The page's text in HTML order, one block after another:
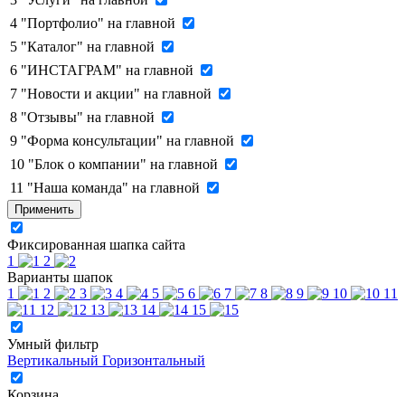
4 "Портфолио" на главной
5 "Каталог" на главной
6 "ИНСТАГРАМ" на главной
7 "Новости и акции" на главной
8 "Отзывы" на главной
9 "Форма консультации" на главной
10 "Блок о компании" на главной
11 "Наша команда" на главной
Применить
Фиксированная шапка сайта
1
2
Варианты шапок
1
2 3 4 5 6 7 8 9 10
11
12
13 14 15
Умный фильтр
Вертикальный Горизонтальный